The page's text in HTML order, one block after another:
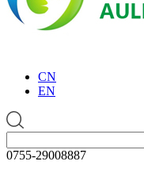
CN
EN
0755-29008887